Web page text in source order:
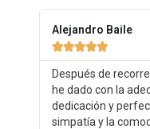
Alejandro Baile

Después de
he dado con la
dedicación y
simpatía y la